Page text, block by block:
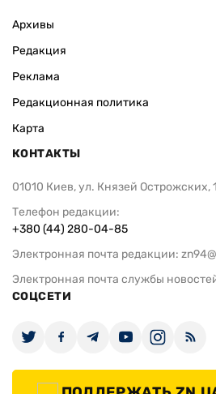
Архивы
Редакция
Реклама
Редакционная политика
Карта
КОНТАКТЫ
01010 Киев, ул. Князей Острожских,
Телефон редакции:
+380 (44) 280-04-85
Электронная почта редакции:
Электронная почта службы
СОЦСЕТИ